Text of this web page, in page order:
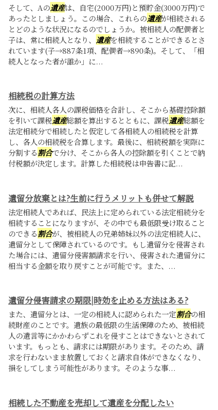
そして、Aの遺産は、自宅(2000万円)と預貯金(3000万円)で
あったとしましょう。この場合、これらの遺産が相続される
とどのような状況になるのでしょうか。被相続人の配偶者と
子は、常に相続人となり、 遺産を相続することができるとさ
れています(子→887条1項、配偶者→890条)。そして、「相
続人となった者が誰か」に...
相続税の計算方法
次に、相続人各人の課税価格を合計し、そこから基礎控除額
を引いて課税遺産総額を算出するとともに、課税遺産総額を
法定相続分で相続したと仮定して各相続人の相続税を計算
し、各人の相続税を合算します。最後に、相続税額を実際に
分割する割合で分け、そこから各人の控除額を引くことで納
付税額が決定します。計算した相続税は申告書に記...
遺留分放棄とは?生前に行うメリットも併せて解説
法定相続人であれば、民法上に定められている法定相続分を
相続することになりますが、その中でも最低限受け取ること
のできる割合が、被相続人の兄弟姉妹以外の法定相続人に、
遺留分として保障されているのです。もし遺留分を侵害され
た場合には、遺留分侵害額請求を行い、侵害された遺留分に
相当する金額を取り戻すことが可能です。また、...
遺留分侵害請求の期限|時効を止める方法はある?
また、遺留分とは、一定の相続人に認められた一定割合の相
続財産のことです。遺族の最低限の生活保障のため、被相続
人の遺言等にかかわらずこれを侵すことはできないとされて
います。もっとも、請求には期限があります。そのため、請
求を行わないまま放置しておくと請求自体ができなくなり、
損をしてしまう可能性があります。そのような事...
相続した不動産を売却して遺産を分配したい